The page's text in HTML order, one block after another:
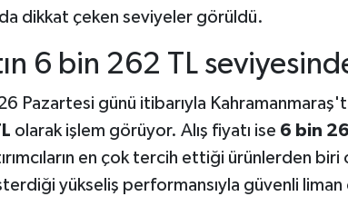
dikkat çeken seviyeler görüldü.
6 bin 262 TL
Pazartesi günü itibarıyla
olarak işlem görüyor. Alış fiyatı ise 6 bin
en çok tercih ettiği ürünlerden biri
yükseliş performansıyla güvenli